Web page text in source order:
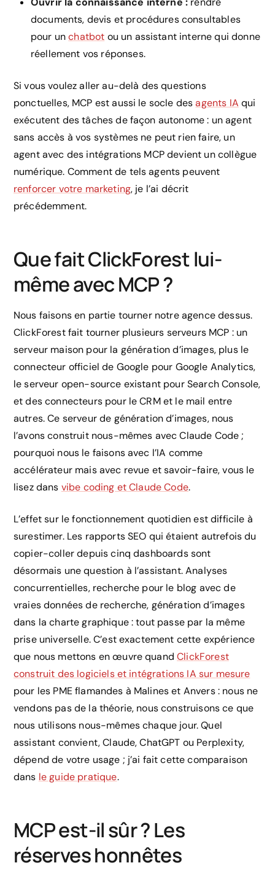
documents, devis et procédures consultables
pour unchatbot ou un assistant interne qui donne
réellement vos réponses.
Si vous voulez aller au-delà des questions
ponctuelles, MCP est aussi le socle desagents IA qui
exécutent des tâches de façon autonome : un agent
sans accès à vos systèmes ne peut rien faire, un
agent avec des intégrations MCP devient un collègue
numérique. Comment de tels agents peuvent
renforcer votre marketing, je l’ai décrit
précédemment.
Que fait ClickForest lui-
même avec MCP ?
Nous faisons en partie tourner notre agence dessus.
ClickForest fait tourner plusieurs serveurs MCP : un
serveur maison pour la génération d’images, plus le
connecteur officiel de Google pour Google Analytics,
le serveur open-source existant pour Search Console,
et des connecteurs pour le CRM et le mail entre
autres. Ce serveur de génération d’images, nous
l’avons construit nous-mêmes avec Claude Code ;
pourquoi nous le faisons avec l’IA comme
accélérateur mais avec revue et savoir-faire, vous le
lisez dans vibe coding et Claude Code.
L’effet sur le fonctionnement quotidien est difficile à
surestimer. Les rapports SEO qui étaient autrefois du
copier-coller depuis cinq dashboards sont
désormais une question à l’assistant. Analyses
concurrentielles, recherche pour le blog avec de
vraies données de recherche, génération d’images
dans la charte graphique : tout passe par la même
prise universelle. C’est exactement cette expérience
que nous mettons en œuvre quandClickForest
construit des logiciels et intégrations IA sur mesure
pour les PME flamandes à Malines et Anvers : nous ne
vendons pas de la théorie, nous construisons ce que
nous utilisons nous-mêmes chaque jour. Quel
assistant convient, Claude, ChatGPT ou Perplexity,
dépend de votre usage ; j’ai fait cette comparaison
dans le guide pratique.
MCP est-il sûr ? Les
réserves honnêtes